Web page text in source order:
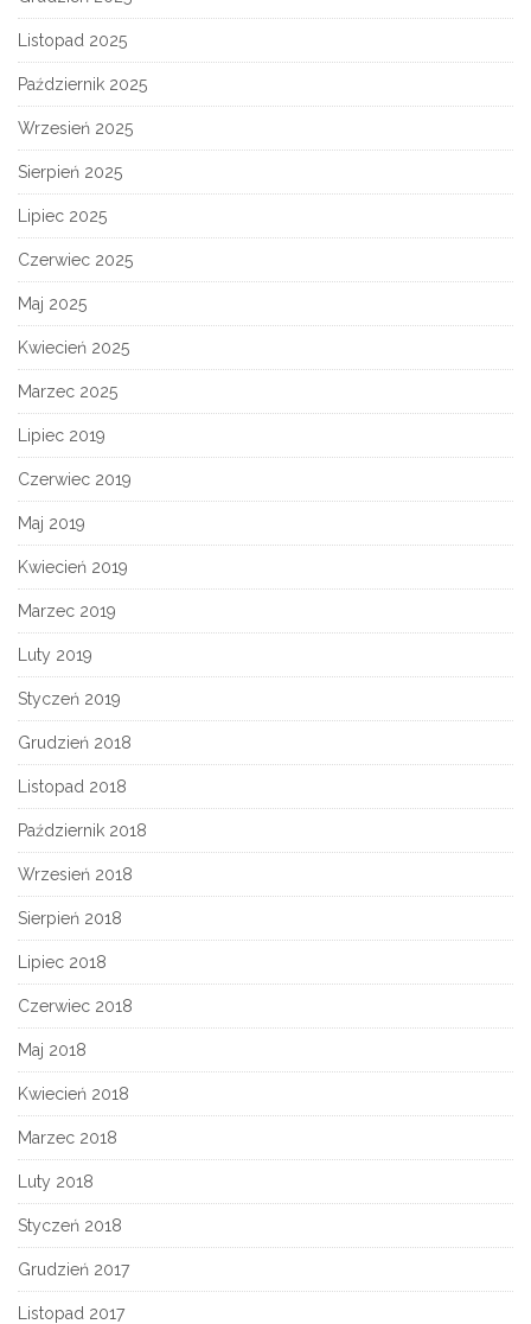
Listopad 2025
Październik 2025
Wrzesień 2025
Sierpień 2025
Lipiec 2025
Czerwiec 2025
Maj 2025
Kwiecień 2025
Marzec 2025
Lipiec 2019
Czerwiec 2019
Maj 2019
Kwiecień 2019
Marzec 2019
Luty 2019
Styczeń 2019
Grudzień 2018
Listopad 2018
Październik 2018
Wrzesień 2018
Sierpień 2018
Lipiec 2018
Czerwiec 2018
Maj 2018
Kwiecień 2018
Marzec 2018
Luty 2018
Styczeń 2018
Grudzień 2017
Listopad 2017